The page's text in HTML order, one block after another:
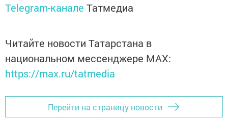
Telegram-канале Татмедиа
Читайте новости Татарстана в
национальном мессенджере MАХ:
https://max.ru/tatmedia
Перейти на страницу новости